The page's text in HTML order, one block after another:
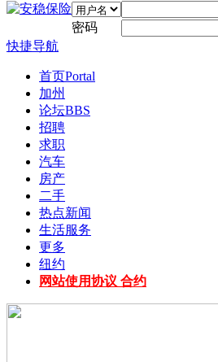
密码
快捷导航
首页Portal
加州
论坛BBS
招聘
求职
汽车
房产
二手
热点新闻
生活服务
更多
纽约
网站使用协议 合约